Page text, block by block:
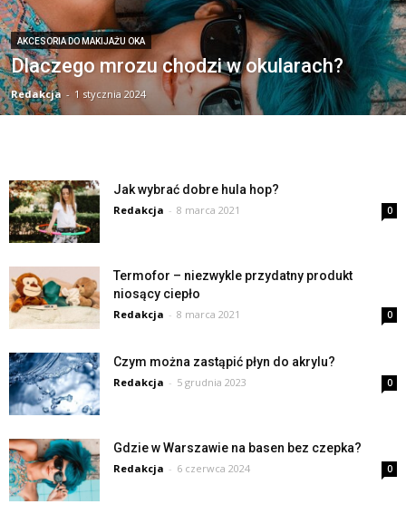
AKCESORIA DO MAKIJAŻU OKA
Dlaczego mrozu chodzi w okularach?
Redakcja - 1 stycznia 2024
Jak wybrać dobre hula hop?
Redakcja - 8 marca 2021 0
Termofor – niezwykle przydatny produkt
niosący ciepło
Redakcja - 8 marca 2021 0
Czym można zastąpić płyn do akrylu?
Redakcja - 5 grudnia 2023 0
Gdzie w Warszawie na basen bez czepka?
Redakcja - 6 czerwca 2024 0